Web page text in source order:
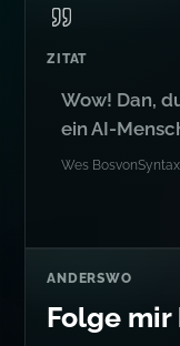
ZITAT
Wow! Dan,
ein AI-
Wes Bosvon
ANDERSWO
Folge mir